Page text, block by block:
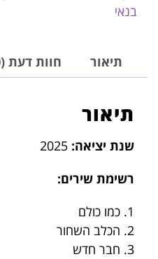
בנאי
תיאור חוות דעת (0)
תיאור
שנת יציאה:
רשימת שירים:
1. כמו כולם
2. הכלב השחור
3. חבר חדש